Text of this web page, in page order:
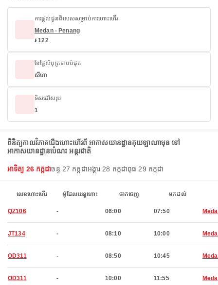
ការផ្តល់ជូនពិសេសសម្រាប់ការហោះហើរ
Medan - Penang
៛ 122
ខែថ្លៃសំបុត្រទាបបំផុត
សីហា
ទិសដៅសរុប
1
ពិនិត្យកាលវិភាគជើងហោះហើរពី អាកាសយានដ្ឋានគុយឡាណាមុន ទៅ
អាកាសយានដ្ឋានប៉េណះ អន្តរជាតិ
អាទិត្យ 26 កក្កដាចន្ទ 27 កក្កដាអង្គារ 28 កក្កដាពុធ 29 កក្កដា
លេខហោះហើរ ម៉ូដែលយន្តហោះ ចាកចេញ មកដល់
QZ106 - 06:00 07:50
JT134 - 08:10 10:00
OD311 - 08:50 10:45
OD311 - 10:00 11:55